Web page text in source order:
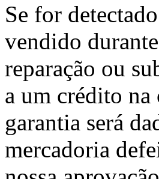
Se for
vendido
reparação ou
a um crédito
garantia será
mercadoria